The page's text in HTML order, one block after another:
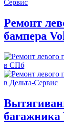
Ремонт
бампера
багажника